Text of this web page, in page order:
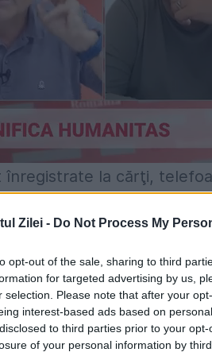
Zilei - Do Not Process My
opt-out of the sale, sharing to third
for targeted advertising by us,
selection. Please note that after your
interest-based ads based on
to third parties prior to your
of your personal information by
la cărţi,
campaniilor
cu microunde a impus
o gamă variată de